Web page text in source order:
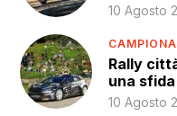
10 Agosto
Rally
una
10 Agosto